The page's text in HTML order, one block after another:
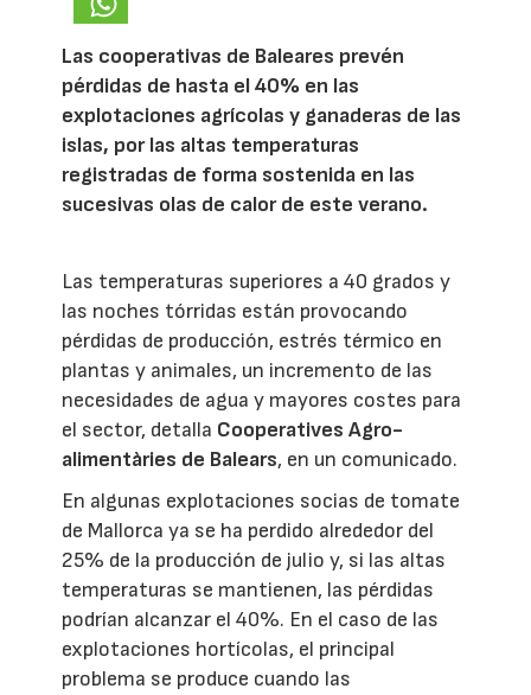
Las cooperativas de Baleares prevén
pérdidas de hasta el 40% en las
explotaciones agrícolas y ganaderas de las
islas, por las altas temperaturas
registradas de forma sostenida en las
sucesivas olas de calor de este verano.
Las temperaturas superiores a 40 grados y
las noches tórridas están provocando
pérdidas de producción, estrés térmico en
plantas y animales, un incremento de las
necesidades de agua y mayores costes para
el sector, detalla Cooperatives Agro-
alimentàries de Balears, en un comunicado.
En algunas explotaciones socias de tomate
de Mallorca ya se ha perdido alrededor del
25% de la producción de julio y, si las altas
temperaturas se mantienen, las pérdidas
podrían alcanzar el 40%. En el caso de las
explotaciones hortícolas, el principal
problema se produce cuando las